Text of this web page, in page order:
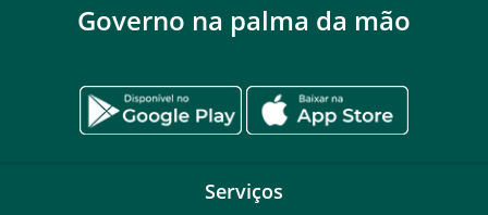
Governo na palma da mão
Serviços